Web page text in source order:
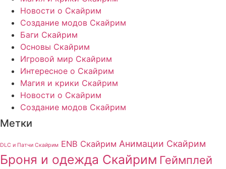
Новости о Скайрим
Создание модов Скайрим
Баги Скайрим
Основы Скайрим
Игровой мир Скайрим
Интересное о Скайрим
Магия и крики Скайрим
Новости о Скайрим
Создание модов Скайрим
Метки
DLC и Патчи Скайрим ENB Скайрим Анимации Скайрим
Броня и одежда Скайрим Геймплей